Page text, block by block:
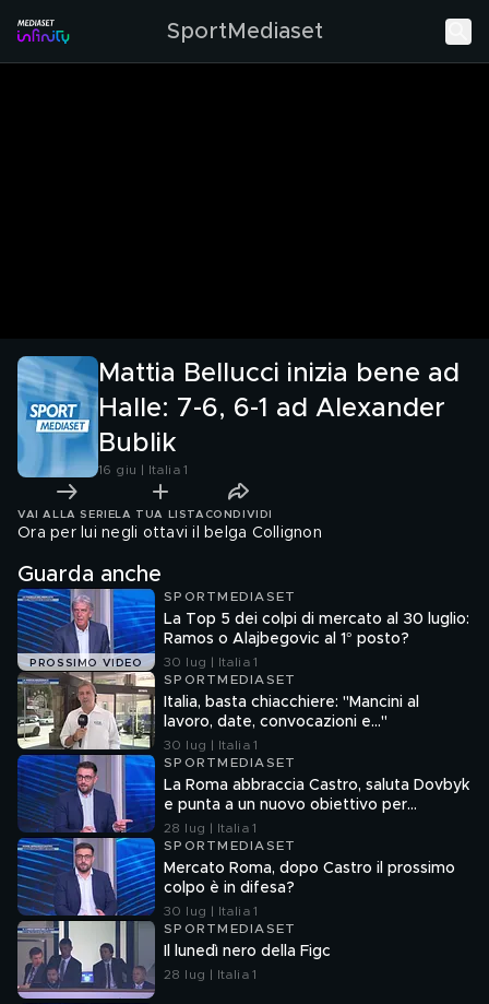
SportMediaset
Mattia Bellucci inizia bene ad
Halle: 7-6, 6-1 ad Alexander
Bublik
16 giu | Italia 1
VAI ALLA SERIE LA TUA LISTA CONDIVIDI
Ora per lui negli ottavi il belga Collignon
Guarda anche
PROSSIMO VIDEO
SPORTMEDIASET
La Top 5 dei colpi di mercato al 30 luglio:
Ramos o Alajbegovic al 1° posto?
30 lug | Italia 1
SPORTMEDIASET
Italia, basta chiacchiere: "Mancini al
lavoro, date, convocazioni e…"
30 lug | Italia 1
SPORTMEDIASET
La Roma abbraccia Castro, saluta Dovbyk
e punta a un nuovo obiettivo per
l'attacco
28 lug | Italia 1
SPORTMEDIASET
Mercato Roma, dopo Castro il prossimo
colpo è in difesa?
30 lug | Italia 1
SPORTMEDIASET
Il lunedì nero della Figc
28 lug | Italia 1